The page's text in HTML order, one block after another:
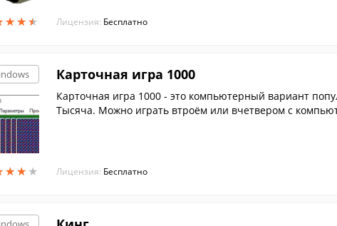
★★★
★★★ Лицензия: Бесплатно
★★ ★
★★ ★
Карточная игра 1000
Карточная игра 1000 - это компьютерный вариант
Тысяча. Можно играть втроём или вчетвером с
Лицензия: Бесплатно